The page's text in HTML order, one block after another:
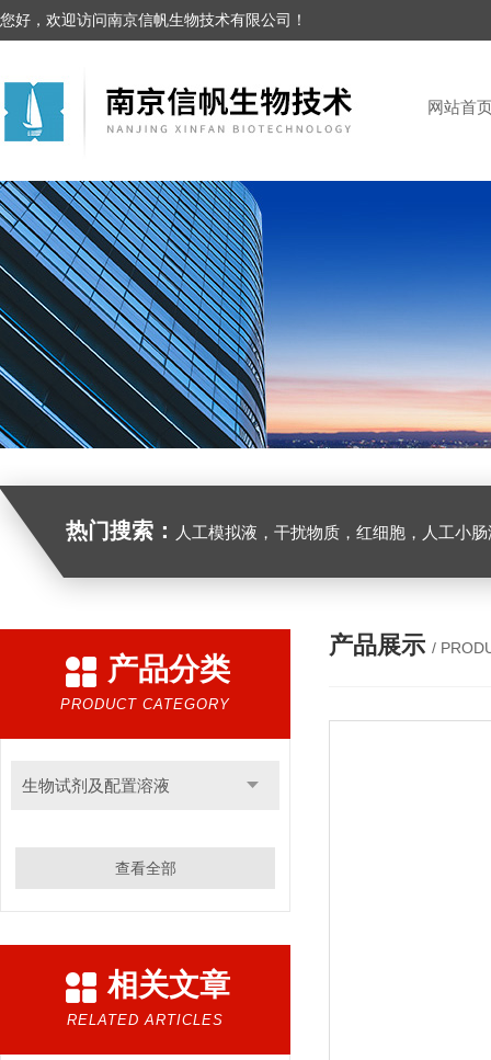
您好，欢迎访问南京信帆生物技术有限公司！
网站首
热门搜索： 人工模拟液，干扰物质，红细胞，人工小
产品分类
PRODUCT CATEGORY
生物试剂及配置溶液
查看全部
相关文章
RELATED ARTICLES
产品展示 /